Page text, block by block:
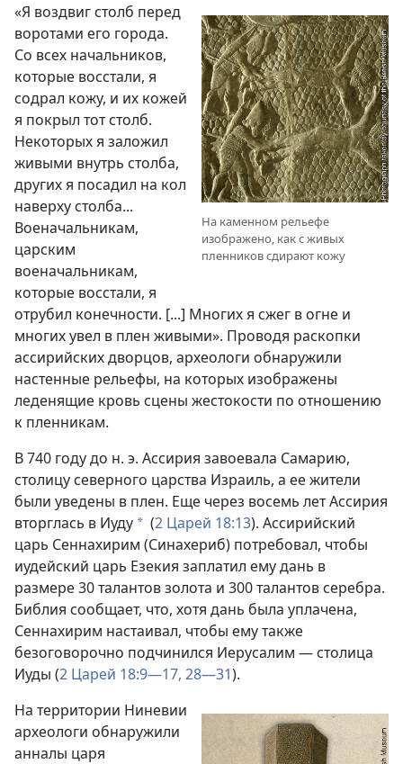
На каменном рельефе
изображено, как с живых
пленников сдирают кожу
«Я воздвиг столб перед
воротами его города.
Со всех начальников,
которые восстали, я
содрал кожу, и их кожей
я покрыл тот столб.
Некоторых я заложил
живыми внутрь столба,
других я посадил на кол
наверху столба...
Военачальникам,
царским
военачальникам,
которые восстали, я
отрубил конечности. [...] Многих я сжег в огне и
многих увел в плен живыми». Проводя раскопки
ассирийских дворцов, археологи обнаружили
настенные рельефы, на которых изображены
леденящие кровь сцены жестокости по отношению
к пленникам.
В 740 году до н. э. Ассирия завоевала Самарию,
столицу северного царства Израиль, а ее жители
были уведены в плен. Еще через восемь лет Ассирия
вторглась в Иуду * (2 Царей 18:13). Ассирийский
царь Сеннахирим (Синахериб) потребовал, чтобы
иудейский царь Езекия заплатил ему дань в
размере 30 талантов золота и 300 талантов серебра.
Библия сообщает, что, хотя дань была уплачена,
Сеннахирим настаивал, чтобы ему также
безоговорочно подчинился Иерусалим — столица
Иуды (2 Царей 18:9—17, 28—31).
На территории Ниневии
археологи обнаружили
анналы царя